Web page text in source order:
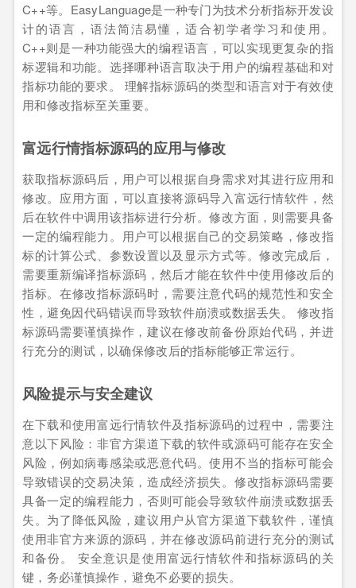
C++等。EasyLanguage是一种专门为技术分析指标开发设
计的语言，语法简洁易懂，适合初学者学习和使用。
C++则是一种功能强大的编程语言，可以实现更复杂的指
标逻辑和功能。选择哪种语言取决于用户的编程基础和对
指标功能的要求。 理解指标源码的类型和语言对于有效使
用和修改指标至关重要。
富远行情指标源码的应用与修改
获取指标源码后，用户可以根据自身需求对其进行应用和
修改。应用方面，可以直接将源码导入富远行情软件，然
后在软件中调用该指标进行分析。修改方面，则需要具备
一定的编程能力。用户可以根据自己的交易策略，修改指
标的计算公式、参数设置以及显示方式等。修改完成后，
需要重新编译指标源码，然后才能在软件中使用修改后的
指标。在修改指标源码时，需要注意代码的规范性和安全
性，避免因代码错误而导致软件崩溃或数据丢失。 修改指
标源码需要谨慎操作，建议在修改前备份原始代码，并进
行充分的测试，以确保修改后的指标能够正常运行。
风险提示与安全建议
在下载和使用富远行情软件及指标源码的过程中，需要注
意以下风险：非官方渠道下载的软件或源码可能存在安全
风险，例如病毒感染或恶意代码。使用不当的指标可能会
导致错误的交易决策，造成经济损失。修改指标源码需要
具备一定的编程能力，否则可能会导致软件崩溃或数据丢
失。为了降低风险，建议用户从官方渠道下载软件，谨慎
使用非官方来源的源码，并在修改源码前进行充分的测试
和备份。 安全意识是使用富远行情软件和指标源码的关
键，务必谨慎操作，避免不必要的损失。